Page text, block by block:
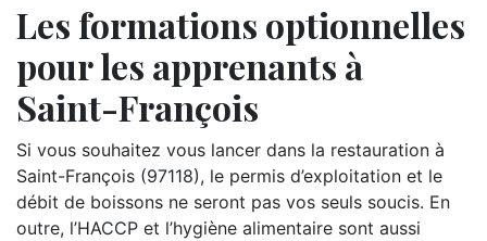
Les formations optionnelles
pour les apprenants à
Saint-François
Si vous souhaitez vous lancer dans la restauration à
Saint-François (97118), le permis d’exploitation et le
débit de boissons ne seront pas vos seuls soucis. En
outre, l’HACCP et l’hygiène alimentaire sont aussi